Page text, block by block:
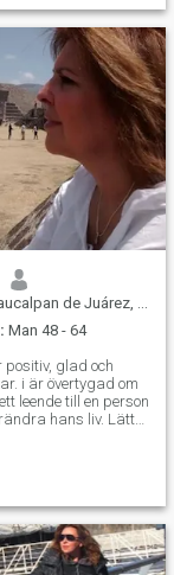
romántica que
todavía a
de Juárez, México, Mexico
Man 48 - 64
glad och
i är övertygad om
leende till en person
hans liv. Lätt